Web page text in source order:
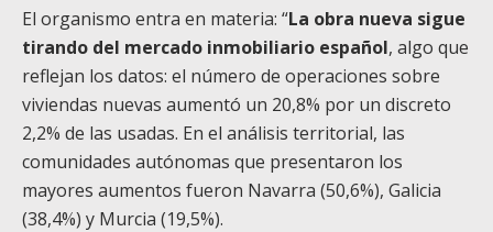
El organismo entra en materia: “La obra nueva sigue
tirando del mercado inmobiliario español, algo que
reflejan los datos: el número de operaciones sobre
viviendas nuevas aumentó un 20,8% por un discreto
2,2% de las usadas. En el análisis territorial, las
comunidades autónomas que presentaron los
mayores aumentos fueron Navarra (50,6%), Galicia
(38,4%) y Murcia (19,5%).